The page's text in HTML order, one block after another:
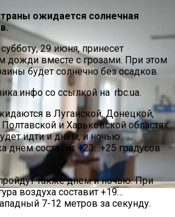
Реакция На Тарифы
Что Стоит На Кону
Безопасности На Гаити:
Произошло Массовое
ожидается солнечная
29 июня, принесет
дожди вместе с грозами. При этом
будет солнечно без осадков.
со ссылкой на rbc.ua.
в Луганской, Донецкой,
и Харьковской областях.
идти и днем, и ночью.
днем составит +23…+25 градусов
также днем и ночью. При
воздуха составит +19…
7-12 метров за секунду.